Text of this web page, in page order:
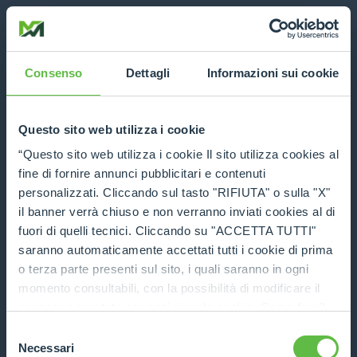
Consenso Dettagli Informazioni sui cookie
Questo sito web utilizza i cookie
“Questo sito web utilizza i cookie Il sito utilizza cookies al
fine di fornire annunci pubblicitari e contenuti
personalizzati. Cliccando sul tasto "RIFIUTA" o sulla "X"
il banner verrà chiuso e non verranno inviati cookies al di
fuori di quelli tecnici. Cliccando su "ACCETTA TUTTI"
saranno automaticamente accettati tutti i cookie di prima
o terza parte presenti sul sito, i quali saranno in ogni
momento consultabili, con la possibilità di modificare il
ogni pagina, selezionare "Modifichi il suo consenso" e
delNecessari
Application error: a client-side exception has occurred (see the